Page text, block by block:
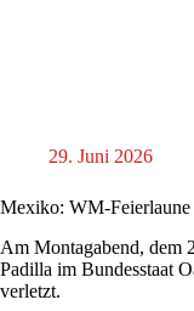
29. Juni 2026
Mexiko: WM-
Am Montagabend, dem
Padilla im Bundesstaat
verletzt.